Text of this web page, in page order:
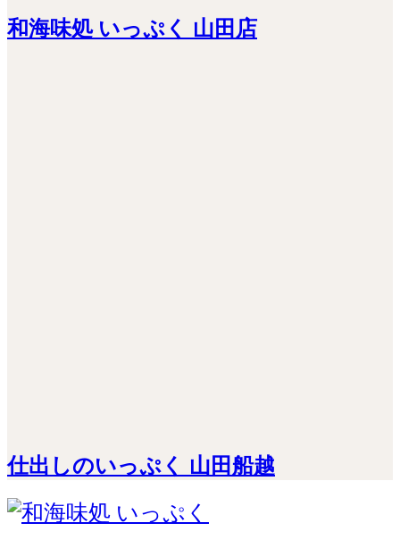
和海味処 いっぷく 山田店
仕出しのいっぷく 山田船越